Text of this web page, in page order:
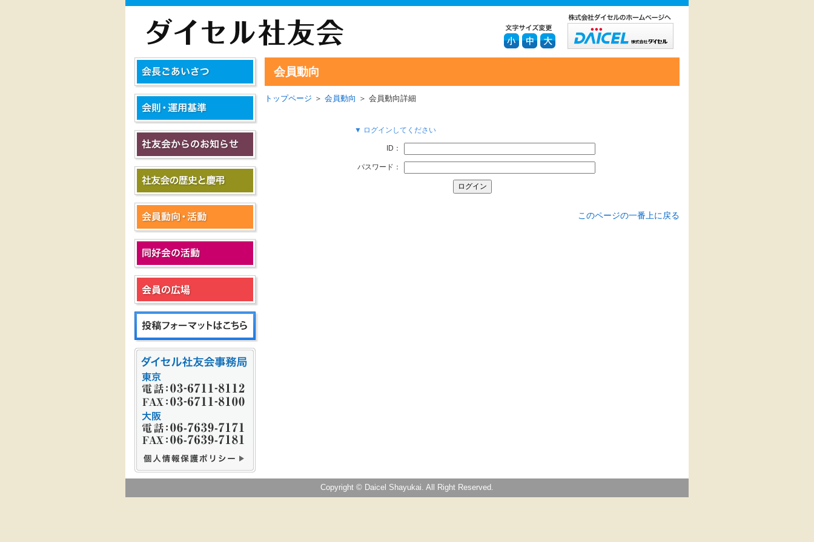
会員動向
トップページ ＞ 会員動向 ＞ 会員動向詳細
▼ ログインしてください
ID：
パスワード：
このページの一番上に戻る
Copyright © Daicel Shayukai. All Right Reserved.